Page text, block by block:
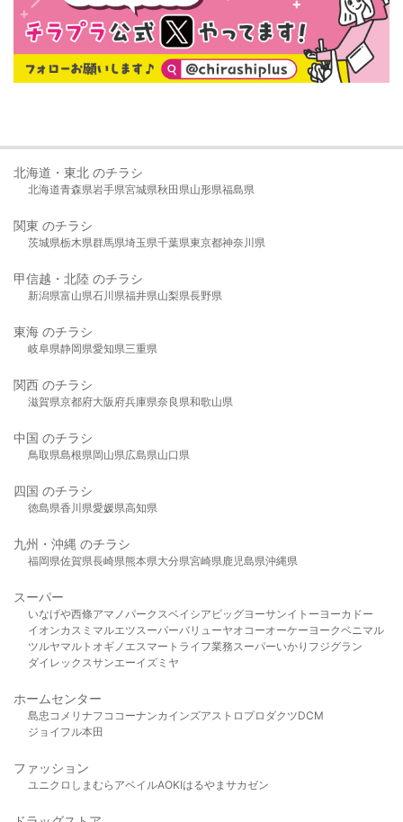
北海道・東北 のチラシ
北海道青森県岩手県宮城県秋田県山形県福島県
関東 のチラシ
茨城県栃木県群馬県埼玉県千葉県東京都神奈川県
甲信越・北陸 のチラシ
新潟県富山県石川県福井県山梨県長野県
東海 のチラシ
岐阜県静岡県愛知県三重県
関西 のチラシ
滋賀県京都府大阪府兵庫県奈良県和歌山県
中国 のチラシ
鳥取県島根県岡山県広島県山口県
四国 のチラシ
徳島県香川県愛媛県高知県
九州・沖縄 のチラシ
福岡県佐賀県長崎県熊本県大分県宮崎県鹿児島県沖縄県
スーパー
いなげや西條アマノパークスベイシア ビッグヨーサンイトーヨーカドー
イオンカスミ マルエツスーパーバリューヤオコーオーケー ヨークベニマル
ツルヤマルト オギノ エスマート ライフ業務スーパーいかり フジグラン
ダイレックスサンエーイズミヤ
ホームセンター
島忠 コメリ ナフコ コーナンカインズアストロプロダクツDCM
ジョイフル本田
ファッション
ユニクロ しまむら アベイルAOKIはるやま サカゼン